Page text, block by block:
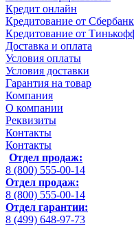
Кредит онлайн
Кредитование от
Кредитование от
Доставка и оплата
Условия оплаты
Условия доставки
Гарантия на товар
Компания
О компании
Реквизиты
Контакты
Контакты
Отдел продаж:
8 (800) 555-00-14
Отдел продаж:
8 (800) 555-00-14
Отдел гарантии:
8 (499) 648-97-73